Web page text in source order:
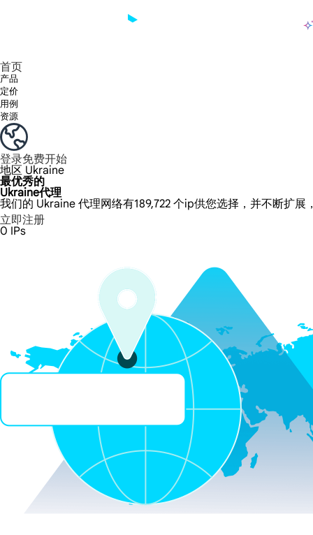
首页
产品
定价
用例
资源
登录免费开始
地区 Ukraine
最优秀的
Ukraine代理
我们的 Ukraine 代理网络有189,722 个ip供您选择，并不断扩
立即注册
0 IPs